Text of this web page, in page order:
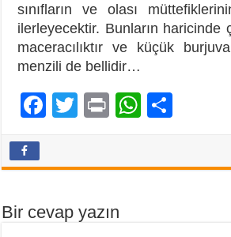
sınıfların ve olası
ilerleyecektir. Bunların haricinde
maceracılıktır ve küçük burjuva
menzili de bellidir…
F
o
T
Pr W
Bir cevap yazın